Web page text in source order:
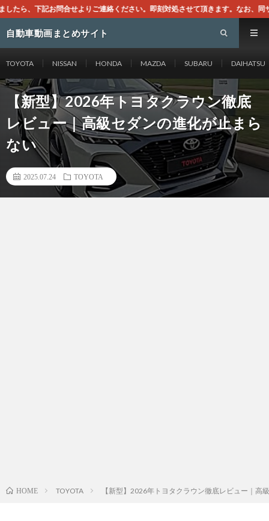
ださい。即刻対処させて頂きます。なお、同サイトはGoogleアドセンスによ
自動車動画まとめサイト
TOYOTA NISSAN HONDA MAZDA SUBARU DAIHATSU
【新型】2026年トヨタクラウン徹底
レビュー｜高級セダンの進化が止まら
ない
2025.07.24 TOYOTA
HOME TOYOTA 【新型】2026年トヨタクラウン徹底レビュー｜高